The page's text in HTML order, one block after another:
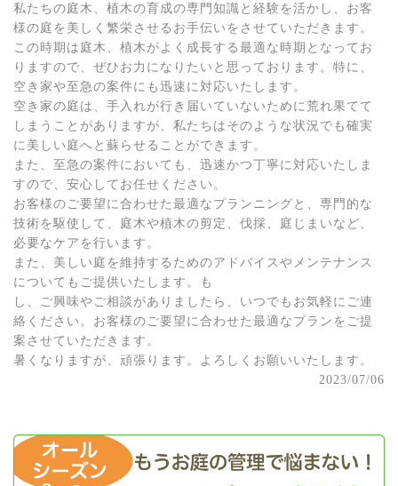
私たちの庭木、植木の育成の専門知識と経験を活かし、お客
様の庭を美しく繁栄させるお手伝いをさせていただきます。
この時期は庭木、植木がよく成長する最適な時期となってお
りますので、ぜひお力になりたいと思っております。特に、
空き家や至急の案件にも迅速に対応いたします。
空き家の庭は、手入れが行き届いていないために荒れ果てて
しまうことがありますが、私たちはそのような状況でも確実
に美しい庭へと蘇らせることができます。
また、至急の案件においても、迅速かつ丁寧に対応いたしま
すので、安心してお任せください。
お客様のご要望に合わせた最適なプランニングと、専門的な
技術を駆使して、庭木や植木の剪定、伐採、庭じまいなど、
必要なケアを行います。
また、美しい庭を維持するためのアドバイスやメンテナンス
についてもご提供いたします。も
し、ご興味やご相談がありましたら、いつでもお気軽にご連
絡ください。お客様のご要望に合わせた最適なプランをご提
案させていただきます。
暑くなりますが、頑張ります。よろしくお願いいたします。
2023/07/06